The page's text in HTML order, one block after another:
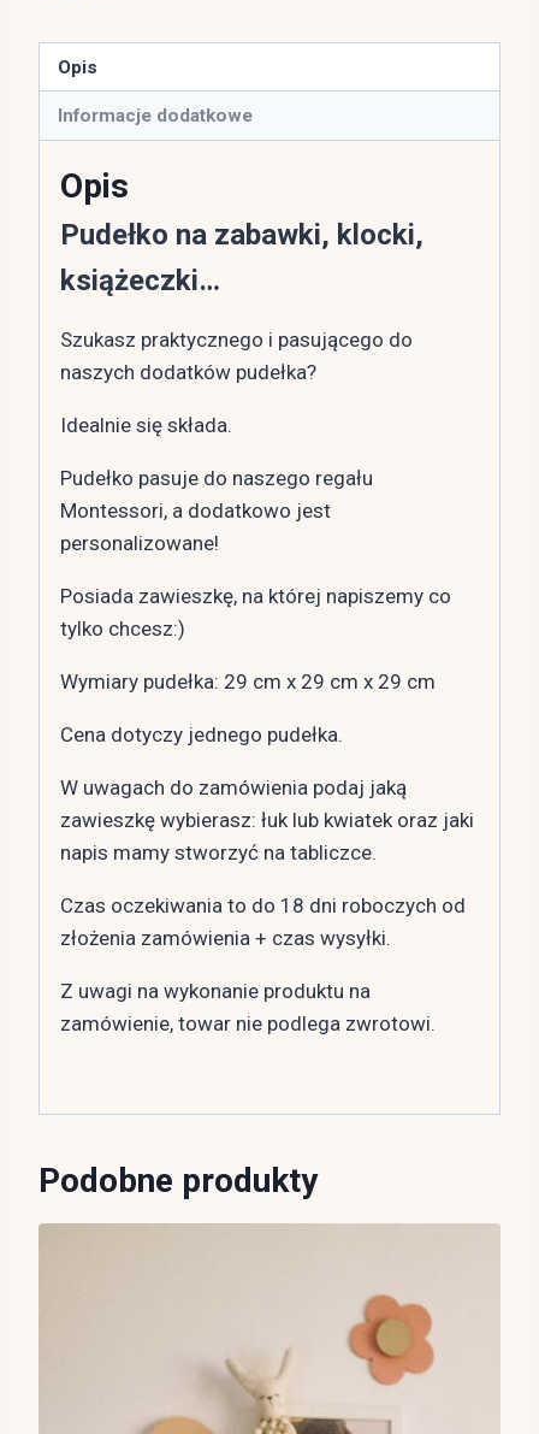
Opis
Informacje dodatkowe
Opis
Pudełko na zabawki, klocki,
książeczki…
Szukasz praktycznego i pasującego do
naszych dodatków pudełka?
Idealnie się składa.
Pudełko pasuje do naszego regału
Montessori, a dodatkowo jest
personalizowane!
Posiada zawieszkę, na której napiszemy co
tylko chcesz:)
Wymiary pudełka: 29 cm x 29 cm x 29 cm
Cena dotyczy jednego pudełka.
W uwagach do zamówienia podaj jaką
zawieszkę wybierasz: łuk lub kwiatek oraz jaki
napis mamy stworzyć na tabliczce.
Czas oczekiwania to do 18 dni roboczych od
złożenia zamówienia + czas wysyłki.
Z uwagi na wykonanie produktu na
zamówienie, towar nie podlega zwrotowi.
Podobne produkty